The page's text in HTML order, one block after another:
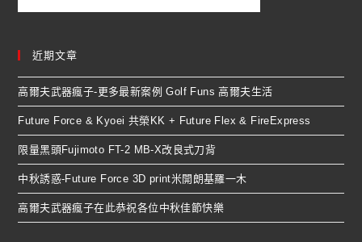
近期文章
高爾夫武器瘋子-更多最新案例 Golf Funs 高爾夫生活
Future Force & Kyoei 共榮KK + Future Flex & FireExpress
限量黑頭Fujimoto FT-2 MB-X改良式刀背
中秋誘惑-Future Force 3D print米開朗基羅一木
高爾夫武器瘋子在此恭祝各位中秋佳節快樂